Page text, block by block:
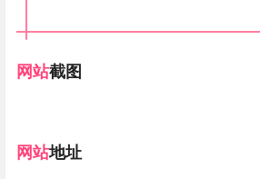
网站截图
网站地址